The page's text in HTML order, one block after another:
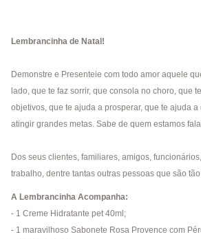
Lembrancinha de Natal!
Demonstre e Presenteie com todo amor aquele
lado, que te faz sorrir, que consola no choro, que
objetivos, que te ajuda a prosperar, que te ajuda a
atingir grandes metas. Sabe de quem estamos
Dos seus clientes, familiares, amigos,
trabalho, dentre tantas outras pessoas que são
A Lembrancinha Acompanha:
- 1 Creme Hidratante pet 40ml;
- 1 maravilhoso Sabonete Rosa Provence com